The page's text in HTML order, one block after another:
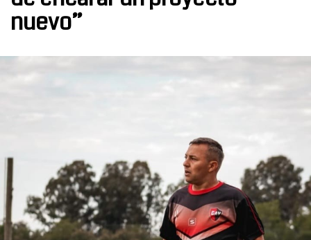
nuevo”